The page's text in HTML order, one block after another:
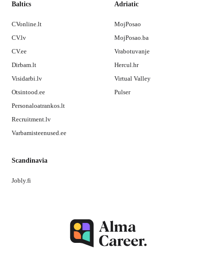
Baltics
CVonline.lt
CV.lv
CV.ee
Dirbam.lt
Visidarbi.lv
Otsintood.ee
Personaloatrankos.lt
Recruitment.lv
Varbamisteenused.ee
Adriatic
MojPosao
MojPosao.ba
Vrabotuvanje
Hercul.hr
Virtual Valley
Pulser
Scandinavia
Jobly.fi